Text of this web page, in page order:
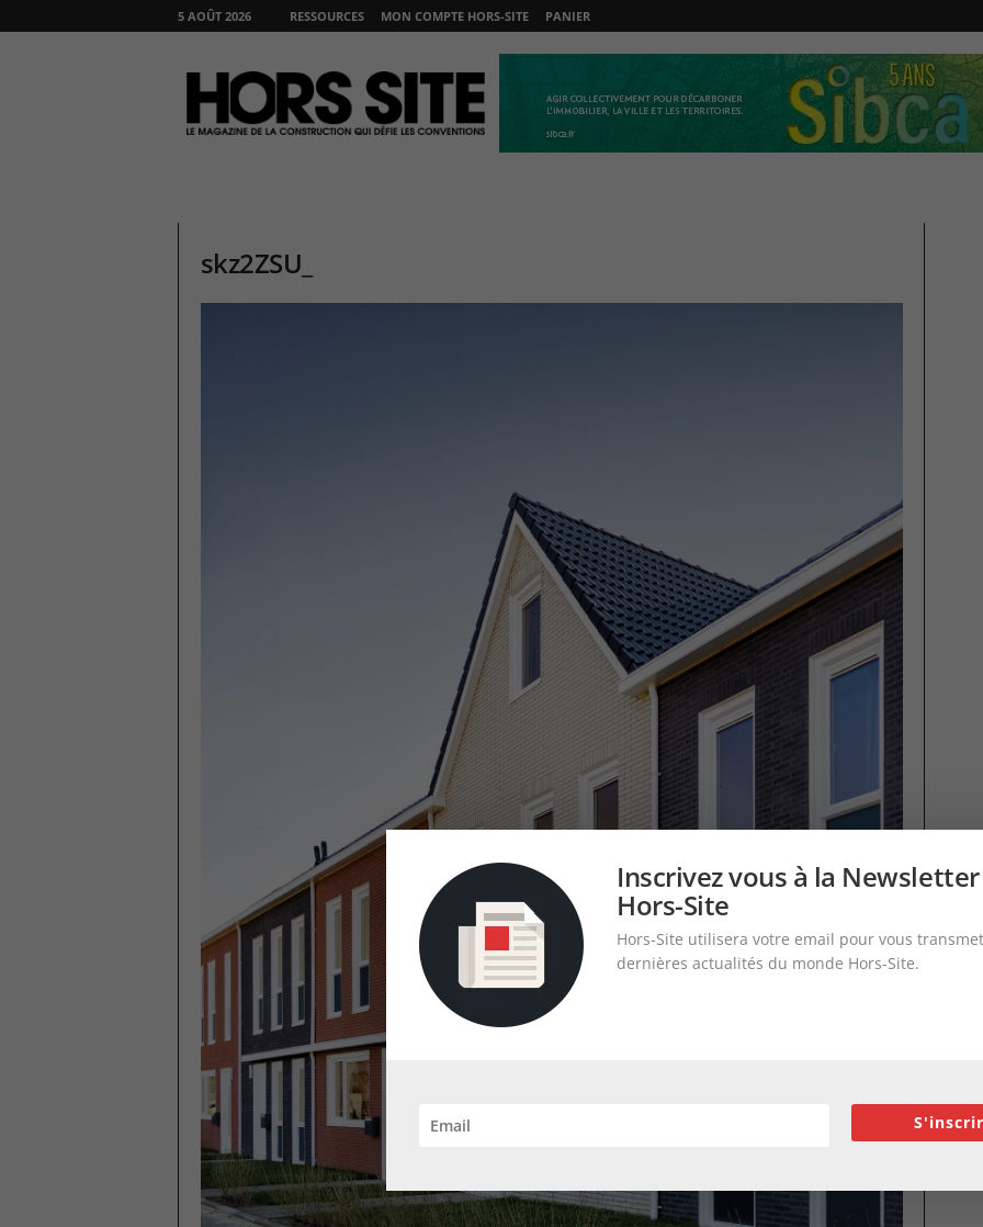
5 AOÛT 2026 RESSOURCES MON COMPTE HORS-SITE PANIER
O
skz2ZSU_
Inscrivez vous à la Newsletter
Hors-Site
Hors-Site utilisera votre email pour vous
dernières actualités du monde Hors-Site.